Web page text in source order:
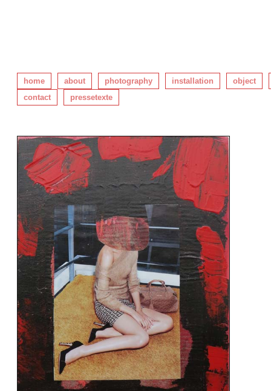
home about photography installation
object
contact
pressetexte